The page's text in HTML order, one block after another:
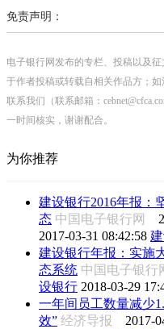
免责声明：
电子银行网发布的专栏、投稿以及
于作者投稿或转载自相关作品方；
联系我们（联系邮箱：
一时间核实，谢谢配合。
为你推荐
建设银行2016年报：
态 中国电子银行网
2017-03-31 08:42:58
建设银行年报：实施
态系统 中国电子银
设银行 2018-03-29
一年间员工数量减少
效” 经济导报 2017-